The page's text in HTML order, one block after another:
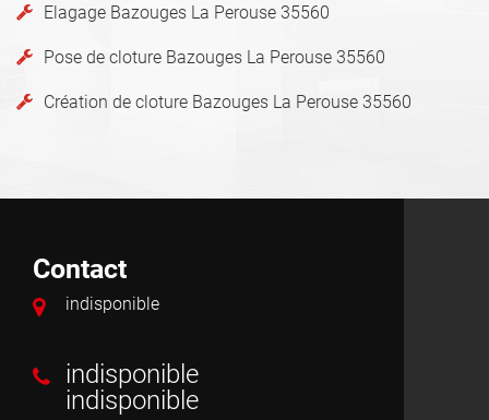
Elagage Bazouges La Perouse 35560
Pose de cloture Bazouges La Perouse 35560
Création de cloture Bazouges La Perouse 35560
Contact
indisponible
indisponible
indisponible